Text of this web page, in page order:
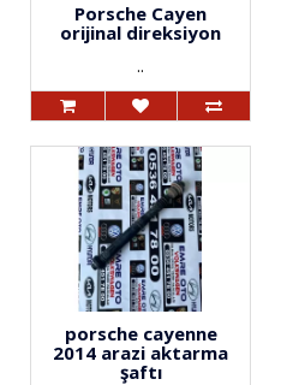
Porsche Cayen
orijinal direksiyon
..
porsche cayenne
2014 arazi aktarma
şaftı